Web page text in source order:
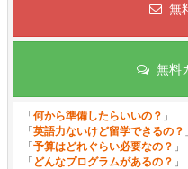
無
無料
「 何から準備したらいいの？ 」
「 英語力ないけど留学できるの？
「 予算はどれぐらい必要なの？ 」
「 どんなプログラムがあるの？ 」